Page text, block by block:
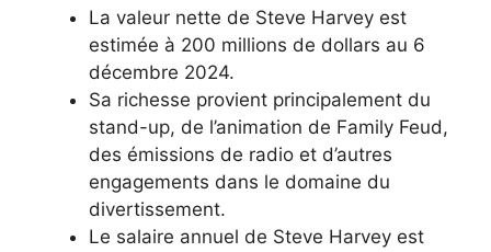
La valeur nette de Steve Harvey est
estimée à 200 millions de dollars au 6
décembre 2024.
Sa richesse provient principalement du
stand-up, de l’animation de Family Feud,
des émissions de radio et d’autres
engagements dans le domaine du
divertissement.
Le salaire annuel de Steve Harvey est